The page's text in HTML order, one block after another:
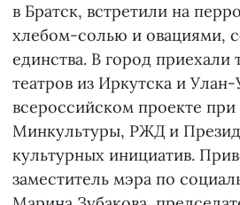
в Братск, встретили на
хлебом-солью и овациями,
единства. В город
театров из Иркутска и
всероссийском проекте
Минкультуры, РЖД и
культурных инициатив.
заместитель мэра по